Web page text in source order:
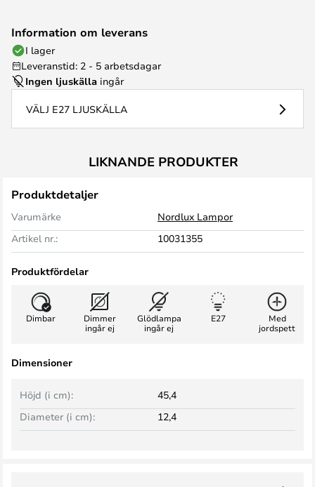
Information om leverans
I lager
Leveranstid: 2 - 5 arbetsdagar
Ingen ljuskälla ingår
VÄLJ E27 LJUSKÄLLA
LIKNANDE PRODUKTER
Produktdetaljer
Varumärke
Nordlux Lampor
Artikel nr.:
10031355
Produktfördelar
Dimbar
Dimmer
ingår ej
Glödlampa
ingår ej
E27
Med
jordspett
Dimensioner
Höjd (i cm):
45,4
Diameter (i cm):
12,4